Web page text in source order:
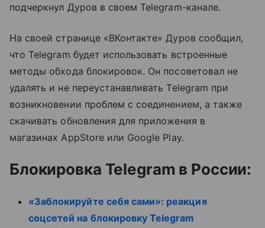
подчеркнул Дуров в своем Telegram-канале.
На своей странице «ВКонтакте» Дуров сообщил,
что Telegram будет использовать встроенные
методы обхода блокировок. Он посоветовал не
удалять и не переустанавливать Telegram при
возникновении проблем с соединением, а также
скачивать обновления для приложения в
магазинах AppStore или Google Play.
Блокировка Telegram в России:
«Заблокируйте себя сами»: реакция
соцсетей на блокировку Telegram